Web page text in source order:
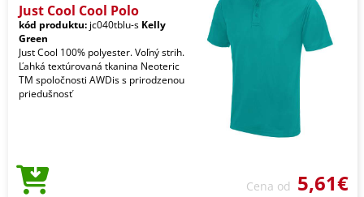
Just Cool Cool Polo
kód produktu: jc040tblu-s Kelly
Green
Just Cool 100% polyester. Voľný strih.
Ľahká textúrovaná tkanina Neoteric
TM spoločnosti AWDis s prirodzenou
priedušnosť
Cena od 5,61€